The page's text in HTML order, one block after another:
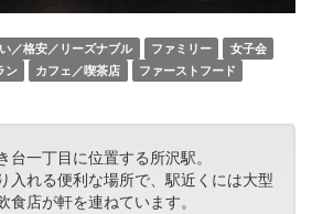
／格安／リーズナブル ファミリー
女子会
ン カフェ／喫茶店 ファーストフード
一丁目に位置する所沢駅。
入れる便利な場所で、駅近くには大型
店が軒を連ねています。